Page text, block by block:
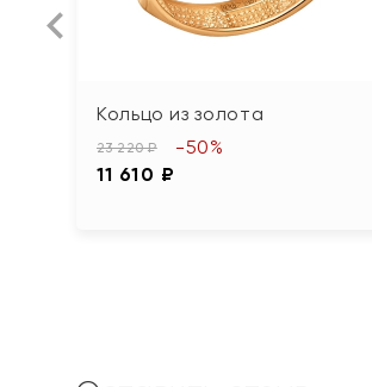
Кольцо из золота
23 220 ₽
11 610 ₽
-50%